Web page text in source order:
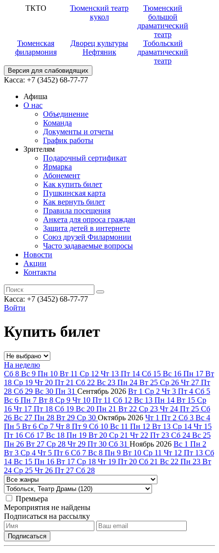
ТКТО
Тюменский театр
кукол
Тюменский
большой
драматический
театр
Тюменская
филармония
Дворец культуры
Нефтяник
Тобольский
драматический
театр
Версия для слабовидящих
Касса: +7 (3452) 68-77-77
Афиша
О нас
Объединение
Команда
Документы и отчеты
График работы
Зрителям
Подарочный сертификат
Ярмарка
Абонемент
Как купить билет
Пушкинская карта
Как вернуть билет
Правила посещения
Анкета для опроса граждан
Защита детей в интернете
Союз друзей Филармонии
Часто задаваемые вопросы
Новости
Акции
Контакты
Касса: +7 (3452) 68-77-77
Войти
Купить билет
На неделю
Сб 8 Вс 9 Пн 10 Вт 11 Ср 12 Чт 13 Пт 14 Сб 15 Вс 16 Пн 17 Вт
18 Ср 19 Чт 20 Пт 21 Сб 22 Вс 23 Пн 24 Вт 25 Ср 26 Чт 27 Пт
28 Сб 29 Вс 30 Пн 31 Сентябрь 2026 Вт 1 Ср 2 Чт 3 Пт 4 Сб 5
Вс 6 Пн 7 Вт 8 Ср 9 Чт 10 Пт 11 Сб 12 Вс 13 Пн 14 Вт 15 Ср
16 Чт 17 Пт 18 Сб 19 Вс 20 Пн 21 Вт 22 Ср 23 Чт 24 Пт 25 Сб
26 Вс 27 Пн 28 Вт 29 Ср 30 Октябрь 2026 Чт 1 Пт 2 Сб 3 Вс 4
Пн 5 Вт 6 Ср 7 Чт 8 Пт 9 Сб 10 Вс 11 Пн 12 Вт 13 Ср 14 Чт 15
Пт 16 Сб 17 Вс 18 Пн 19 Вт 20 Ср 21 Чт 22 Пт 23 Сб 24 Вс 25
Пн 26 Вт 27 Ср 28 Чт 29 Пт 30 Сб 31 Ноябрь 2026 Вс 1 Пн 2
Вт 3 Ср 4 Чт 5 Пт 6 Сб 7 Вс 8 Пн 9 Вт 10 Ср 11 Чт 12 Пт 13 Сб
14 Вс 15 Пн 16 Вт 17 Ср 18 Чт 19 Пт 20 Сб 21 Вс 22 Пн 23 Вт
24 Ср 25 Чт 26 Пт 27 Сб 28
Премьера
Мероприятия не найдены
Подписаться на рассылку